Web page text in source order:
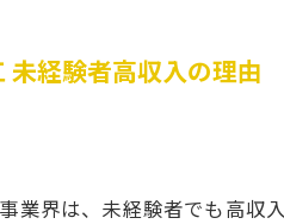
未経験者高収入の理由
業界は、未経験者でも高収